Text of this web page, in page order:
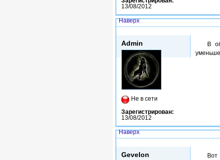
13/08/2012
Наверх
Admin
Не в сети
Зарегистрирован:
13/08/2012
В
Наверх
Gevelon